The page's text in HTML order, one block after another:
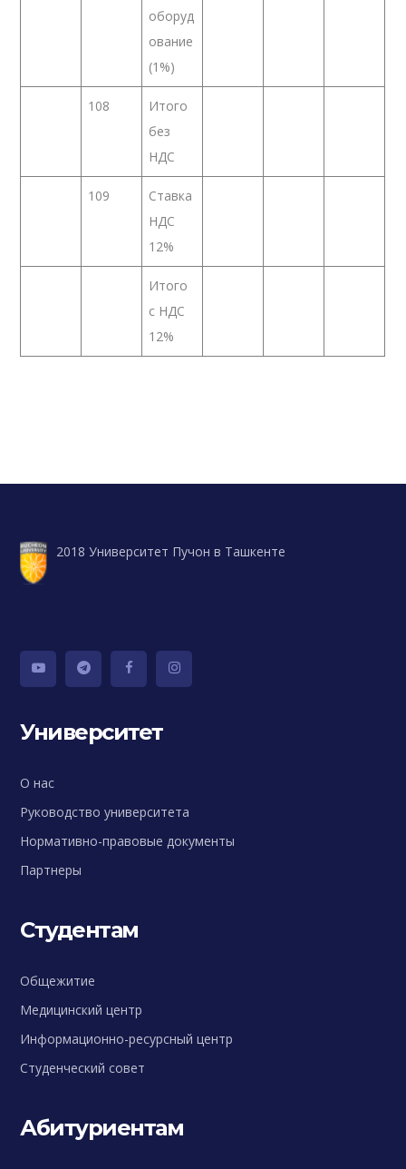
оборуд
ование
(1%)
108
Итого
без
НДС
109
Ставка
НДС
12%
Итого
с НДС
12%
2018 Университет Пучон в Ташкенте
Университет
О нас
Руководство университета
Нормативно-правовые документы
Партнеры
Студентам
Общежитие
Медицинский центр
Информационно-ресурсный центр
Студенческий совет
Абитуриентам